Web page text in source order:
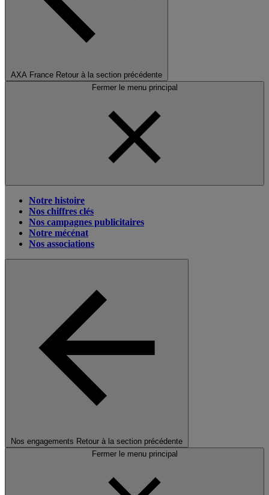
AXA France Retour à la section précédente
Fermer le menu principal
Notre histoire
Nos chiffres clés
Nos campagnes publicitaires
Notre mécénat
Nos associations
Nos engagements Retour à la section précédente
Fermer le menu principal